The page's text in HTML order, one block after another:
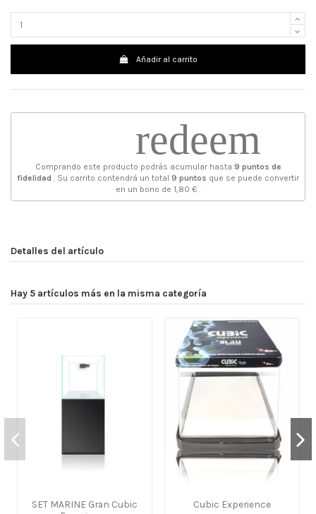
Añadir al carrito
redeem
Comprando este producto podrás acumular hasta 9 puntos de
fidelidad . Su carrito contendrá un total 9 puntos que se puede convertir
en un bono de 1,80 € .
Detalles del artículo
Hay 5 artículos más en la misma categoría
SET MARINE Gran Cubic
Cubic Experience